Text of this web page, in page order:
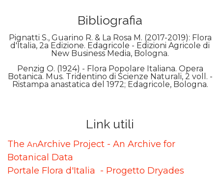
Bibliografia
Pignatti S., Guarino R. & La Rosa M. (2017-2019): Flora
d'Italia, 2a Edizione. Edagricole - Edizioni Agricole di
New Business Media, Bologna.
Penzig O. (1924) - Flora Popolare Italiana. Opera
Botanica. Mus. Tridentino di Scienze Naturali, 2 voll. -
Ristampa anastatica del 1972; Edagricole, Bologna.
Link utili
The AnArchive Project - An Archive for
Botanical Data
Portale Flora d'Italia - Progetto Dryades